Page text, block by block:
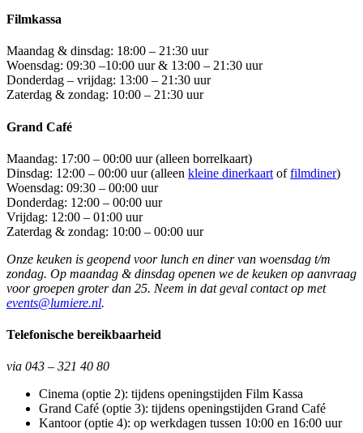
Filmkassa
Maandag & dinsdag: 18:00 – 21:30 uur
Woensdag: 09:30 –10:00 uur & 13:00 – 21:30 uur
Donderdag – vrijdag: 13:00 – 21:30 uur
Zaterdag & zondag: 10:00 – 21:30 uur
Grand Café
Maandag: 17:00 – 00:00 uur (alleen borrelkaart)
Dinsdag: 12:00 – 00:00 uur (alleen kleine dinerkaart offilmdiner)
Woensdag: 09:30 – 00:00 uur
Donderdag: 12:00 – 00:00 uur
Vrijdag: 12:00 – 01:00 uur
Zaterdag & zondag: 10:00 – 00:00 uur
Onze keuken is geopend voor lunch en diner van woensdag t/m
zondag. Op maandag & dinsdag openen we de keuken op aanvraag
voor groepen groter dan 25. Neem in dat geval contact op met
events@lumiere.nl.
Telefonische bereikbaarheid
via 043 – 321 40 80
Cinema (optie 2): tijdens openingstijden Film Kassa
Grand Café (optie 3): tijdens openingstijden Grand Café
Kantoor (optie 4): op werkdagen tussen 10:00 en 16:00 uur